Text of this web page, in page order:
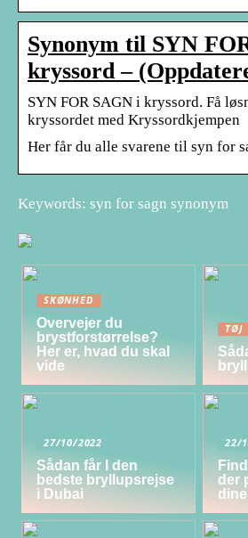
Synonym til SYN
kryssord –
SYN FOR SAGN i kryssord. Få
kryssordet med Kryssordkjempen
Her får du alle svarene til syn for
Keywords: syn for sagn synonym
SKØNHED
Overvejer du
brystforstørrelse?
Her er, hvad du skal
vide
TØJ
27/10/2022
Sådan får I den
bedste bryllupsrejse
i Dubai
22/
der